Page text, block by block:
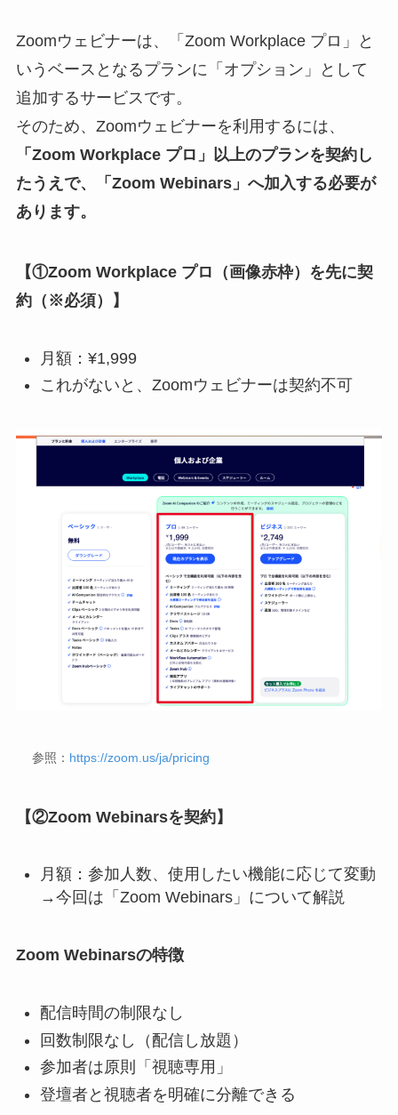
Zoomウェビナーは、「Zoom Workplace プロ」と
いうベースとなるプランに「オプション」として
追加するサービスです。
そのため、Zoomウェビナーを利用するには、
「Zoom Workplace プロ」以上のプランを契約し
たうえで、「Zoom Webinars」へ加入する必要が
あります。
【①Zoom Workplace プロ（画像赤枠）を先に契
約（※必須）】
月額：¥1,999
これがないと、Zoomウェビナーは契約不可
参照： https://zoom.us/ja/pricing
【②Zoom Webinarsを契約】
月額：参加人数、使用したい機能に応じて変動
→今回は「Zoom Webinars」について解説
Zoom Webinarsの特徴
配信時間の制限なし
回数制限なし（配信し放題）
参加者は原則「視聴専用」
登壇者と視聴者を明確に分離できる